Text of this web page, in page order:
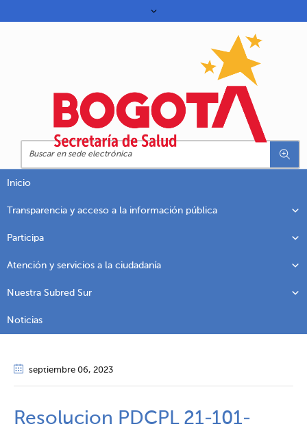
Inicio
Transparencia y acceso a la información pública
Participa
Atención y servicios a la ciudadanía
Nuestra Subred Sur
Noticias
septiembre 06, 2023
Resolucion PDCPL 21-101-